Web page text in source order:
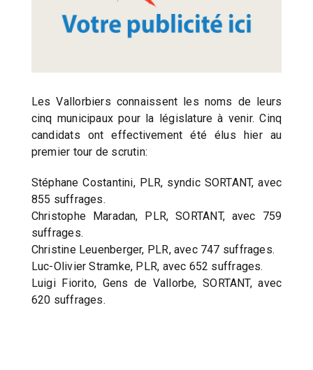
Les Vallorbiers connaissent les noms de leurs
cinq municipaux pour la législature à venir. Cinq
candidats ont effectivement été élus hier au
premier tour de scrutin:
Stéphane Costantini, PLR, syndic SORTANT, avec
855 suffrages.
Christophe Maradan, PLR, SORTANT, avec 759
suffrages.
Christine Leuenberger, PLR, avec 747 suffrages.
Luc-Olivier Stramke, PLR, avec 652 suffrages.
Luigi Fiorito, Gens de Vallorbe, SORTANT, avec
620 suffrages.